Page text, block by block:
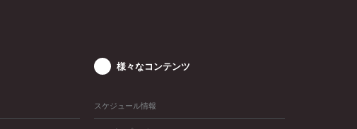
様々なコンテンツ
スケジュール情報